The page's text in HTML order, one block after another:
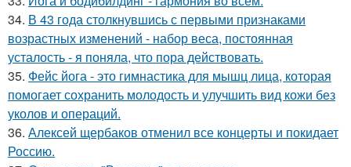
34. В 43 года столкнувшись с первыми признаками
возрастных изменений - набор веса, постоянная
усталость - я поняла, что пора действовать.
35. Фейс йога - это гимнастика для мышц лица, которая
помогает сохранить молодость и улучшить вид кожи без
уколов и операций.
36. Алексей щербаков отменил все концерты и покидает
Россию.